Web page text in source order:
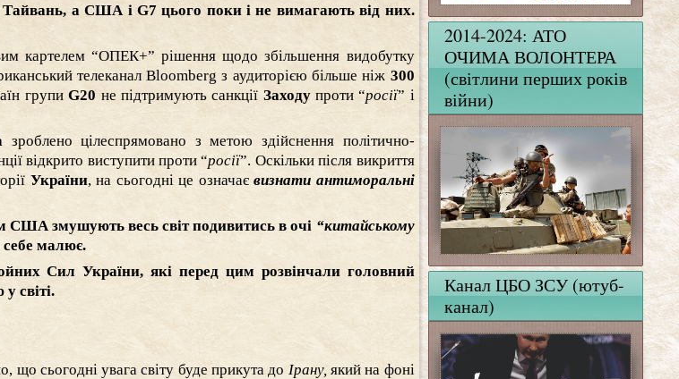
а США і G7 цього поки і не вимагають від них.
картелем “ОПЕК+” рішення щодо збільшення видобутку
телеканал Bloomberg з аудиторією більше ніж 300
групиG20 не підтримують санкції Заходу проти “росії” і
зроблено цілеспрямовано з метою здійснення політично-
відкрито виступити проти “росії”. Оскільки після викриття
України, на сьогодні це означаєвизнати антиморальні
США змушують весь світ подивитись в очі “китайському
себе малює.
Сил України, які перед цим розвінчали головний
світі.
що сьогодні увага світу буде прикута до Ірану,який на фоні
2014-2024: АТО
ОЧИМА ВОЛОНТЕРА
(світлини перших років
війни)
Канал ЦБО ЗСУ (ютуб-
канал)